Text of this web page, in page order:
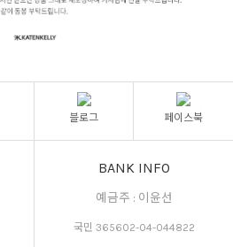
블로그 페이스북
BANK INFO
예금주 : 이윤선
국민 365602-04-044822